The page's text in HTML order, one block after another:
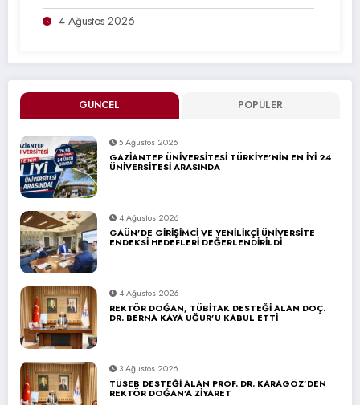
GÜNCEL POPÜLER
5 Ağustos 2026
GAZİANTEP ÜNİVERSİTESİ TÜRKİYE’NİN EN İYİ 24
ÜNİVERSİTESİ ARASINDA
4 Ağustos 2026
GAÜN’DE GİRİŞİMCİ VE YENİLİKÇİ ÜNİVERSİTE
ENDEKSİ HEDEFLERİ DEĞERLENDİRİLDİ
4 Ağustos 2026
REKTÖR DOĞAN, TÜBİTAK DESTEĞİ ALAN DOÇ.
DR. BERNA KAYA UĞUR’U KABUL ETTİ
3 Ağustos 2026
TÜSEB DESTEĞİ ALAN PROF. DR. KARAGÖZ’DEN
REKTÖR DOĞAN’A ZİYARET
4 Ağustos 2026